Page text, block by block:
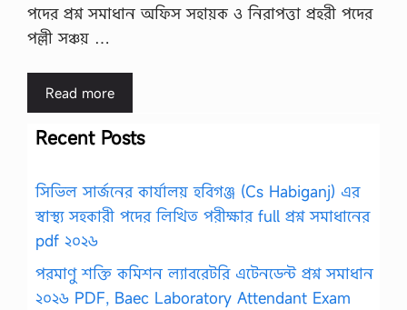
পদের প্রশ্ন সমাধান অফিস সহায়ক ও নিরাপত্তা প্রহরী পদের
পল্লী সঞ্চয় …
Read more
Recent Posts
সিভিল সার্জনের কার্যালয় হবিগঞ্জ (Cs Habiganj) এর
স্বাস্থ্য সহকারী পদের লিখিত পরীক্ষার full প্রশ্ন সমাধানের
pdf ২০২৬
পরমাণু শক্তি কমিশন ল্যাবরেটরি এটেনডেন্ট প্রশ্ন সমাধান
২০২৬ PDF, Baec Laboratory Attendant Exam